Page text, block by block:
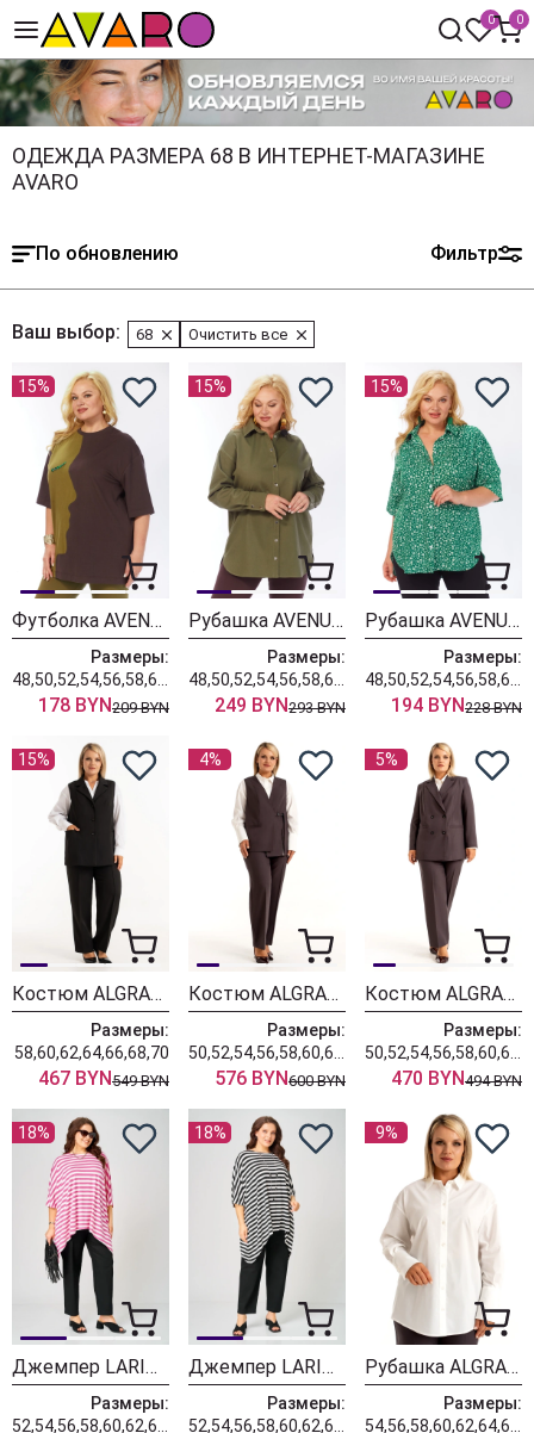
0 0
ОДЕЖДА РАЗМЕРА 68 В ИНТЕРНЕТ-МАГАЗИНЕ
AVARO
По обновлению Фильтр
Ваш выбор: 68 Очистить все
15%
Футболка AVENUE 0339-1
Размеры:
178 BYN209 BYN
15%
Рубашка AVENUE 0321-3
Размеры:
249 BYN293 BYN
15%
Рубашка AVENUE 0354-1
Размеры:
194 BYN228 BYN
15%
Костюм ALGRANDA (Новелла Шарм) 4181
Размеры:
58,60,62,64,66,68,70
467 BYN549 BYN
4%
Костюм ALGRANDA (Новелла Шарм) 4171
Размеры:
576 BYN600 BYN
5%
Костюм ALGRANDA (Новелла Шарм) 4175
Размеры:
470 BYN494 BYN
18%
Джемпер LARINI 212 розовый + белый
Размеры:
18%
Джемпер LARINI 212 черный + белый
Размеры:
9%
Рубашка ALGRANDA (Новелла Шарм) 4171-8
Размеры: